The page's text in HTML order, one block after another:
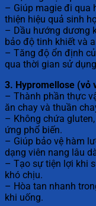
– Giúp magie đi qua
thiện hiệu quả sinh
– Dầu hướng dương
bảo độ tinh khiết và
– Tăng độ ổn định
qua thời gian sử
3. Hypromellose (vỏ
– Thành phần thực
ăn chay và thuần
– Không chứa
ứng phổ biến.
– Giúp bảo vệ hàm
dạng viên nang lâu
– Tạo sự tiện lợi khi
khó chịu.
– Hòa tan nhanh
khi uống.